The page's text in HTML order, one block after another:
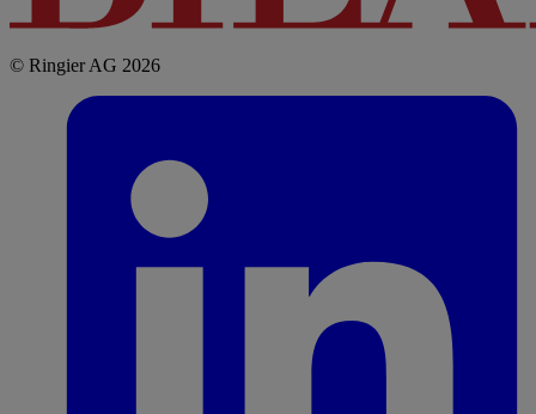
© Ringier AG 2026